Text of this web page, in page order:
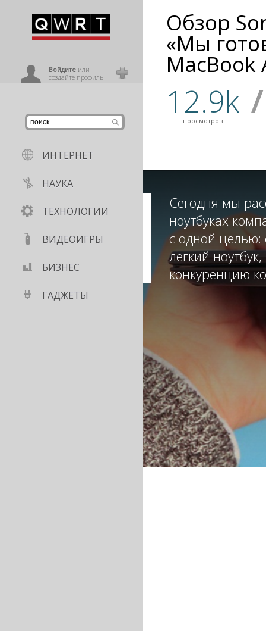
Войдитеили
создайте профиль
ИНТЕРНЕТ
НАУКА
ТЕХНОЛОГИИ
ВИДЕОИГРЫ
БИЗНЕС
ГАДЖЕТЫ
Обзор
«Мы
MacBook
12.9k
просмотров /
Сегодня мы
ноутбуках
с одной целью:
легкий
конкуренцию